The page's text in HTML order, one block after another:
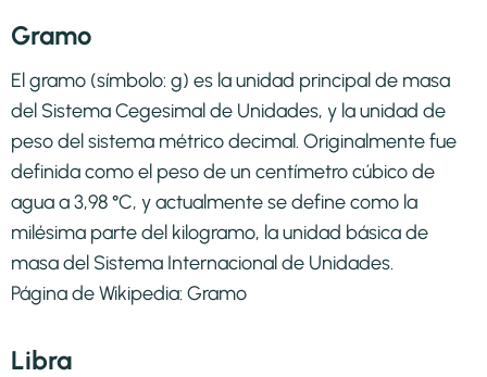
Gramo
El gramo (símbolo: g) es la unidad principal de masa
del Sistema Cegesimal de Unidades, y la unidad de
peso del sistema métrico decimal. Originalmente fue
definida como el peso de un centímetro cúbico de
agua a 3,98 °C, y actualmente se define como la
milésima parte del kilogramo, la unidad básica de
masa del Sistema Internacional de Unidades.
Página de Wikipedia: Gramo
Libra